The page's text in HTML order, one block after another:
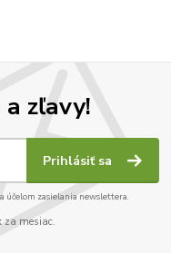
a zľavy!
Prihlásiť sa
účelom zasielania newslettera.
mesiac.